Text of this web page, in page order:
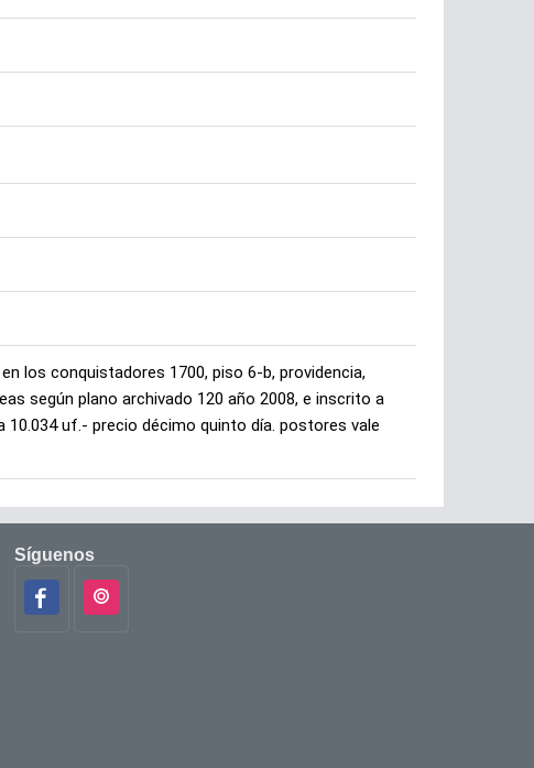
los conquistadores 1700, piso 6-b, providencia,
según plano archivado 120 año 2008, e inscrito a
uf.- precio décimo quinto día. postores vale
Síguenos